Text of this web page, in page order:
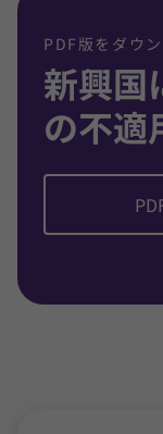
PDF版をダウ
新興国
の不適